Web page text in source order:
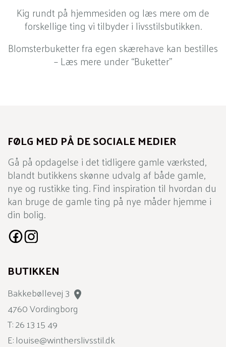
Kig rundt på hjemmesiden og læs mere om de
forskellige ting vi tilbyder i livsstilsbutikken.
Blomsterbuketter fra egen skærehave kan bestilles
– Læs mere under “Buketter”
FØLG MED PÅ DE SOCIALE MEDIER
Gå på opdagelse i det tidligere gamle værksted,
blandt butikkens skønne udvalg af både gamle,
nye og rustikke ting. Find inspiration til hvordan du
kan bruge de gamle ting på nye måder hjemme i
din bolig.
BUTIKKEN
Bakkebøllevej 3 
4760 Vordingborg
T:26 13 15 49
E:louise@wintherslivsstil.dk